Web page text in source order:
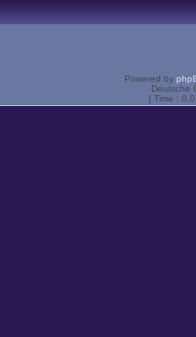
Powered by
Deutsche
[ Time :